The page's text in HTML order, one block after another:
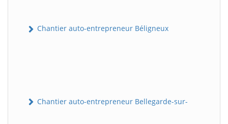
Chantier auto-entrepreneur Béligneux
Chantier auto-entrepreneur Bellegarde-sur-